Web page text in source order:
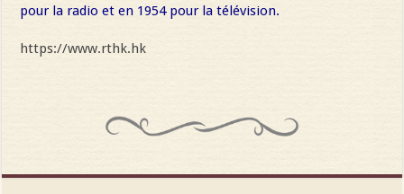
pour la radio et en 1954 pour la télévision.
https://www.rthk.hk